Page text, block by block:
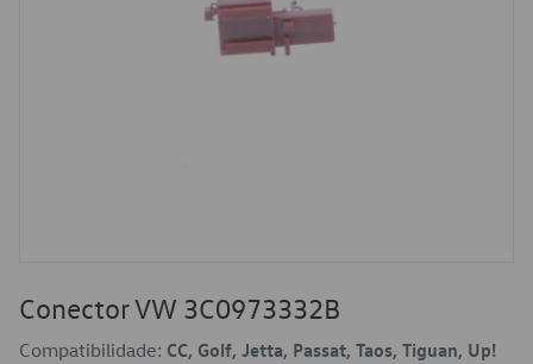
Conector VW 3C0973332B
Compatibilidade: CC, Golf, Jetta, Passat, Taos, Tiguan, Up!